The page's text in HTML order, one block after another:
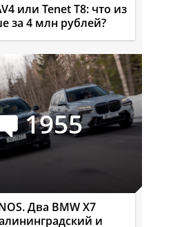
или Tenet T8: что из
за 4 млн рублей?
1955
Два BMW X7
и